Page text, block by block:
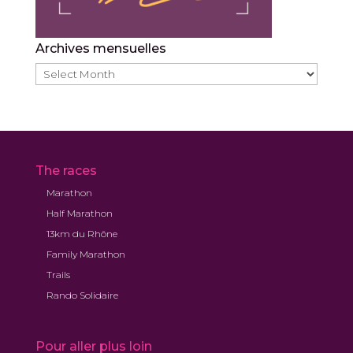
Archives mensuelles
Archives
mensuelles
The races
Marathon
Half Marathon
13km du Rhône
Family Marathon
Trails
Rando Solidaire
Pour aller plus loin